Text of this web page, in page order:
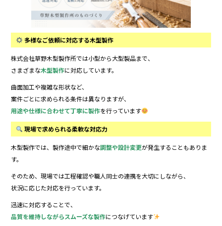
多様なご依頼に対応する木型製作
株式会社草野木型製作所では小型から大型製品まで、
さまざまな木型製作に対応しています。
曲面加工や複雑な形状など、
案件ごとに求められる条件は異なりますが、
用途や仕様に合わせて丁寧に製作を行っています
現場で求められる柔軟な対応力
木型製作では、製作途中で細かな調整や設計変更が発生することもありま
す。
そのため、現場では工程確認や職人同士の連携を大切にしながら、
状況に応じた対応を行っています。
迅速に対応することで、
品質を維持しながらスムーズな製作につなげています